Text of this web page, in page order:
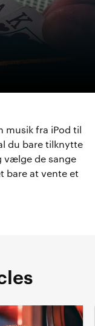
fra iPod til
du bare tilknytte
vælge de sange
bare at vente et